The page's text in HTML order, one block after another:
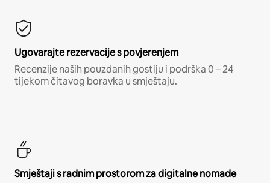
Ugovarajte rezervacije s povjerenjem
Recenzije naših pouzdanih gostiju i podrška 0 – 24
tijekom čitavog boravka u smještaju.
Smještaji s radnim prostorom za digitalne nomade